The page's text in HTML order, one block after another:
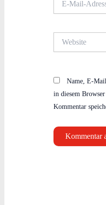
Mail-
Name, E-
in diesem
Kommentar